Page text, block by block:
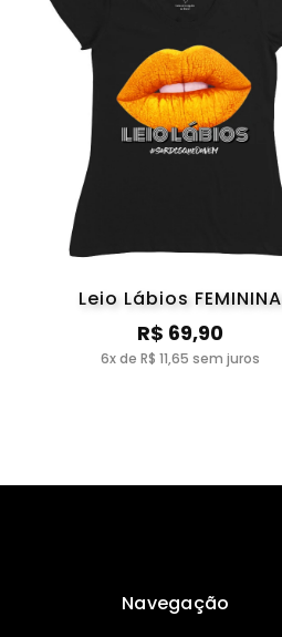
Leio Lábios FEMININA
R$ 69,90
6x de R$ 11,65 sem juros
Navegação